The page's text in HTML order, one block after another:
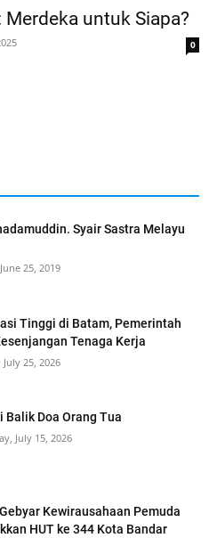
untuk Siapa?
0
Syair Sastra Melayu
25, 2019
Tinggi di Batam, Pemerintah
Tenaga Kerja
25, 2026
Balik Doa Orang Tua
July 15, 2026
Kewirausahaan Pemuda
HUT ke 344 Kota Bandar